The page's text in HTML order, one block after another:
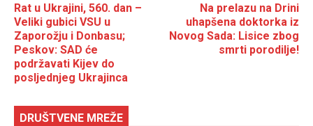
Rat u Ukrajini, 560. dan –
Veliki gubici VSU u
Zaporožju i Donbasu;
Peskov: SAD će
podržavati Kijev do
posljednjeg Ukrajinca
Na prelazu na Drini
uhapšena doktorka iz
Novog Sada: Lisice zbog
smrti porodilje!
DRUŠTVENE MREŽE